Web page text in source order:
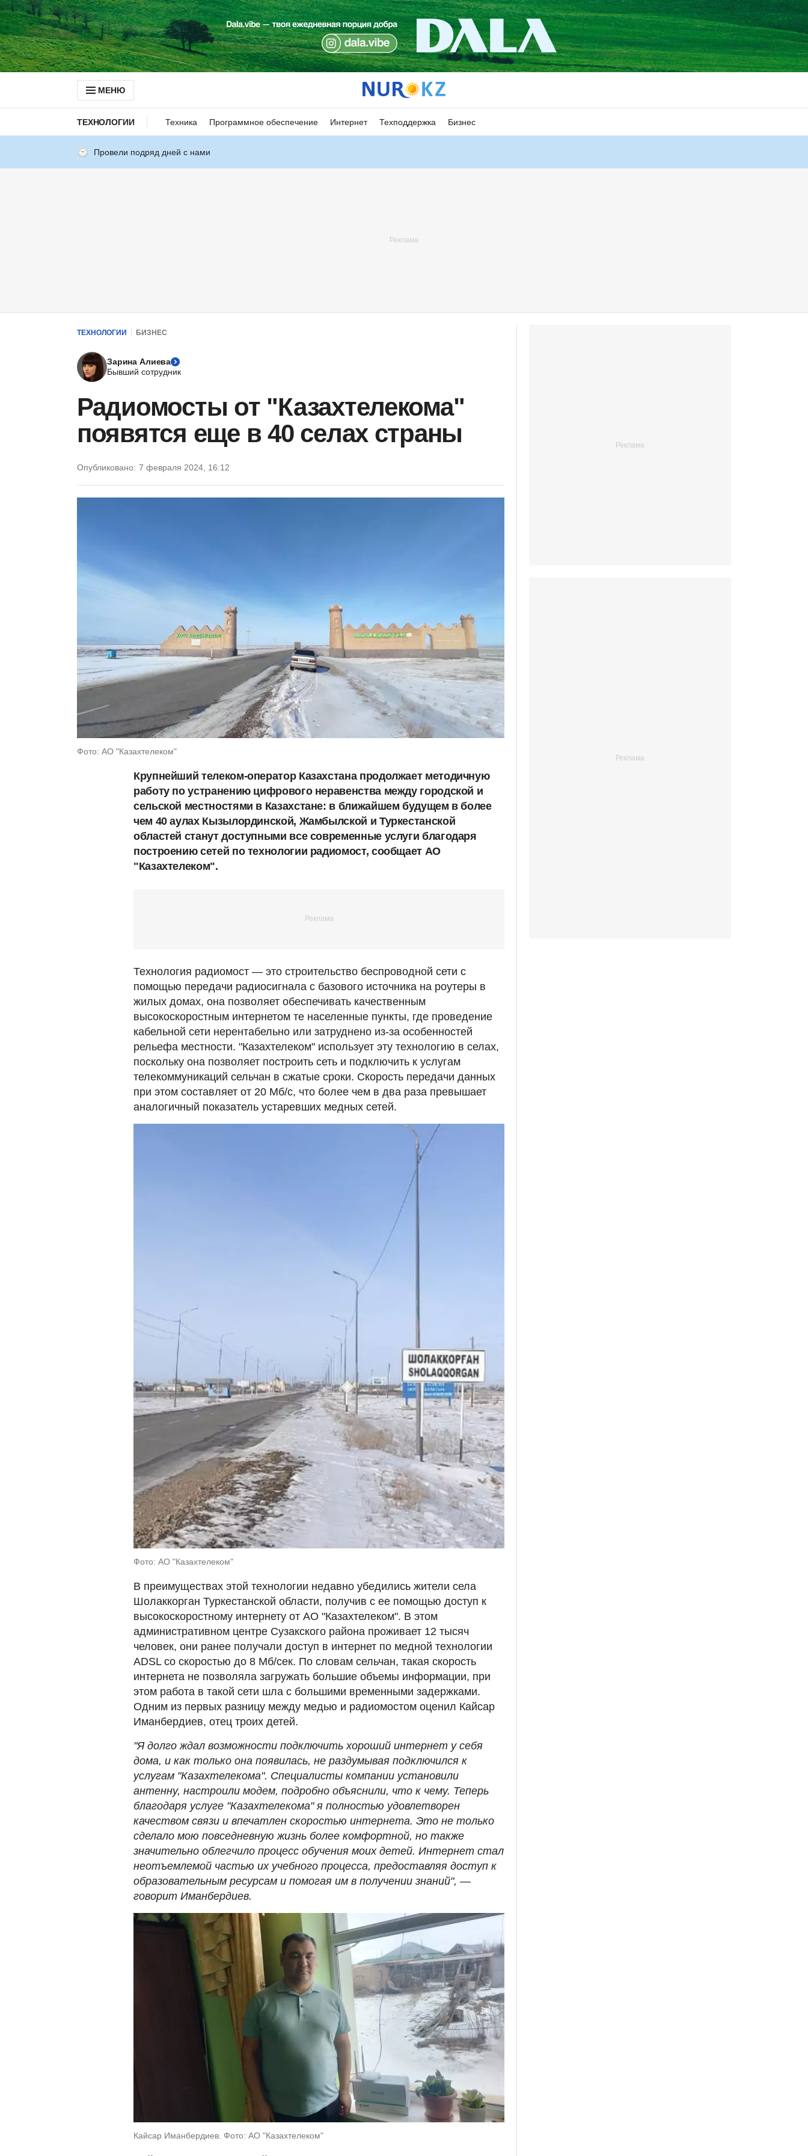
МЕНЮ
ТЕХНОЛОГИИ Техника Программное обеспечение Интернет Техподдержка Бизнес
Провели подряд дней с нами
ТЕХНОЛОГИИ БИЗНЕС
Зарина Алиева
Бывший сотрудник
Радиомосты от "Казахтелекома"
появятся еще в 40 селах страны
Опубликовано: 7 февраля 2024, 16:12
Фото: АО "Казахтелеком"
Крупнейший телеком-оператор Казахстана продолжает методичную
работу по устранению цифрового неравенства между городской и
сельской местностями в Казахстане: в ближайшем будущем в более
чем 40 аулах Кызылординской, Жамбылской и Туркестанской
областей станут доступными все современные услуги благодаря
построению сетей по технологии радиомост, сообщает АО
"Казахтелеком".
Технология радиомост — это строительство беспроводной сети с
помощью передачи радиосигнала с базового источника на роутеры в
жилых домах, она позволяет обеспечивать качественным
высокоскоростным интернетом те населенные пункты, где проведение
кабельной сети нерентабельно или затруднено из-за особенностей
рельефа местности. "Казахтелеком" использует эту технологию в селах,
поскольку она позволяет построить сеть и подключить к услугам
телекоммуникаций сельчан в сжатые сроки. Скорость передачи данных
при этом составляет от 20 Мб/с, что более чем в два раза превышает
аналогичный показатель устаревших медных сетей.
Фото: АО "Казахтелеком"
В преимуществах этой технологии недавно убедились жители села
Шолаккорган Туркестанской области, получив с ее помощью доступ к
высокоскоростному интернету от АО "Казахтелеком". В этом
административном центре Сузакского района проживает 12 тысяч
человек, они ранее получали доступ в интернет по медной технологии
ADSL со скоростью до 8 Мб/сек. По словам сельчан, такая скорость
интернета не позволяла загружать большие объемы информации, при
этом работа в такой сети шла с большими временными задержками.
Одним из первых разницу между медью и радиомостом оценил Кайсар
Иманбердиев, отец троих детей.
"Я долго ждал возможности подключить хороший интернет у себя
дома, и как только она появилась, не раздумывая подключился к
услугам "Казахтелекома". Специалисты компании установили
антенну, настроили модем, подробно объяснили, что к чему. Теперь
благодаря услуге "Казахтелекома" я полностью удовлетворен
качеством связи и впечатлен скоростью интернета. Это не только
сделало мою повседневную жизнь более комфортной, но также
значительно облегчило процесс обучения моих детей. Интернет стал
неотъемлемой частью их учебного процесса, предоставляя доступ к
образовательным ресурсам и помогая им в получении знаний", —
говорит Иманбердиев.
Кайсар Иманбердиев. Фото: АО "Казахтелеком"